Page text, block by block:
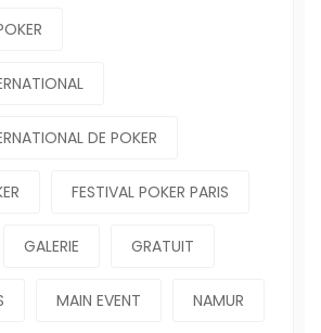
DE POKER
FESTIVAL POKER PARIS
GALERIE GRATUIT
MAIN EVENT NAMUR